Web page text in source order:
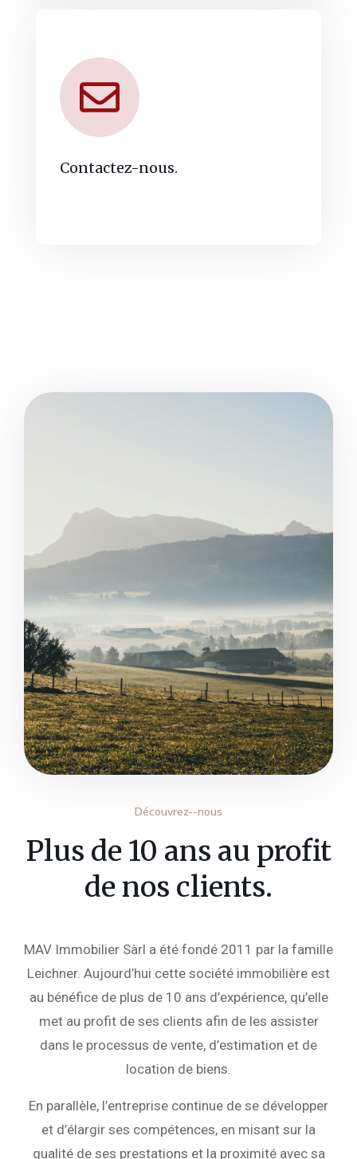
Contactez-nous.
Découvrez--nous
Plus de 10 ans au profit
de nos clients.
MAV Immobilier Sàrl a été fondé 2011 par la famille
Leichner. Aujourd’hui cette société immobilière est
au bénéfice de plus de 10 ans d’expérience, qu’elle
met au profit de ses clients afin de les assister
dans le processus de vente, d’estimation et de
location de biens.
En parallèle, l’entreprise continue de se développer
et d’élargir ses compétences, en misant sur la
qualité de ses prestations et la proximité avec sa